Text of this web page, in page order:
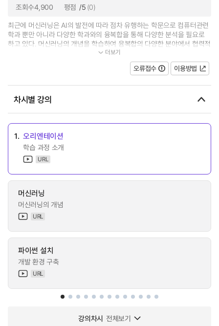
조회수4,900 평점 /5 (0)
최근에 머신러닝은 AI의 발전에 따라 점차 유행하는 학문으로 컴퓨터관련
학과 뿐만 아니라 다양한 학과와의 융복합을 통해 다양한 분석을 필요로
하고 있다. 머신러닝의 개념을 학습하여 융복합의 다양한 분야에서 협력적
으로 분석하여 다양한 각도로 문... 더보기
오류접수 이용방법
차시별 강의
1. 오리엔테이션
학습 과정 소개
URL
머신러닝
머신러닝의 개념
URL
파이썬 설치
개발 환경 구축
URL
강의차시 전체보기